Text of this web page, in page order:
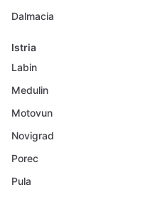
Dalmacia
Istria
Labin
Medulin
Motovun
Novigrad
Porec
Pula